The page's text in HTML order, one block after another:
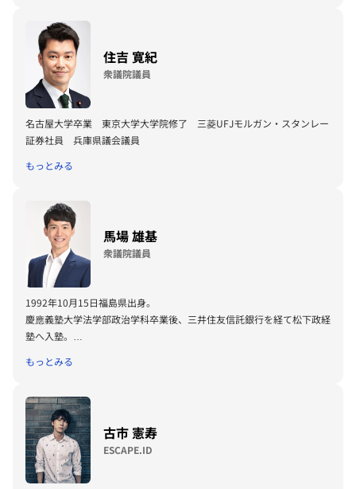
住吉 寛紀
衆議院議員
名古屋大学卒業 東京大学大学院修了 三菱UFJモルガン・スタンレー
証券社員 兵庫県議会議員
もっとみる
馬場 雄基
衆議院議員
1992年10月15日福島県出身。
慶應義塾大学法学部政治学科卒業後、三井住友信託銀行を経て松下政経
塾へ入塾。
年第49回衆議院議員選挙にて、福島2区から比例当選を果たし平成生ま
著者に「日本に20代国会議員がいなくなる日」
もっとみる
古市 憲寿
ESCAPE.ID